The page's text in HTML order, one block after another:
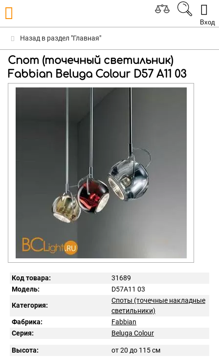
Вход
Назад в раздел "Главная"
Спот (точечный светильник)
Fabbian Beluga Colour D57 A11 03
Код товара:
31689
Модель:
D57A11 03
Категория:
Споты (точечные накладные
светильники)
Фабрика:
Fabbian
Серия:
Beluga Colour
Высота:
от 20 до 115 см